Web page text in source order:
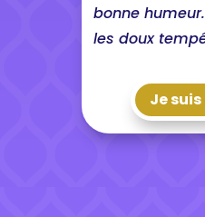
bonne
les doux
Je